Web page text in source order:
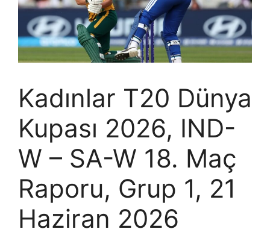
Kadınlar T20 Dünya
Kupası 2026, IND-
W – SA-W 18. Maç
Raporu, Grup 1, 21
Haziran 2026